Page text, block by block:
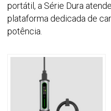
portátil, a Série Dura
plataforma dedicada de
potência.